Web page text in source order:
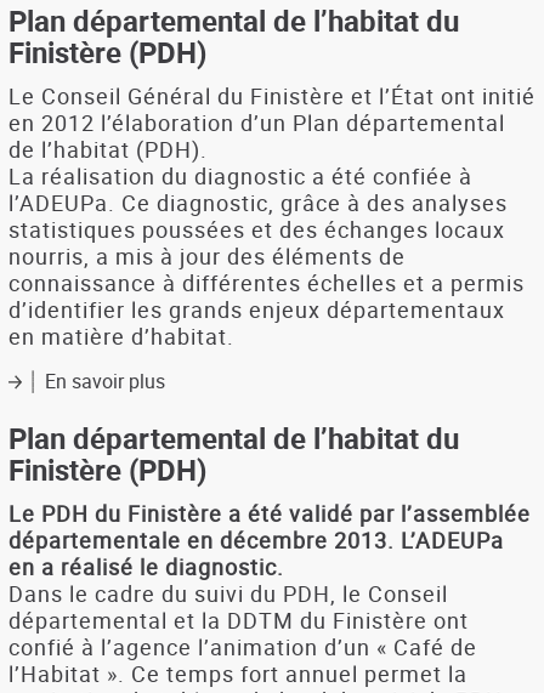
départemental
de
l’habitat
du
Finistère
-
Tableau
de
bord
N°1
(2016)
Plan départemental de l’habitat du
Finistère (PDH)
Le Conseil Général du Finistère et l’État ont initié
en 2012 l’élaboration d’un Plan départemental
de l’habitat (PDH).
La réalisation du diagnostic a été confiée à
l’ADEUPa. Ce diagnostic, grâce à des analyses
statistiques poussées et des échanges locaux
nourris, a mis à jour des éléments de
connaissance à différentes échelles et a permis
d’identifier les grands enjeux départementaux
en matière d’habitat.
En savoir plussur
départemental
de
l’habitat
du
Finistère
(PDH)
Plan départemental de l’habitat du
Finistère (PDH)
Le PDH du Finistère a été validé par l’assemblée
départementale en décembre 2013. L’ADEUPa
en a réalisé le diagnostic.
Dans le cadre du suivi du PDH, le Conseil
départemental et la DDTM du Finistère ont
confié à l’agence l’animation d’un « Café de
l’Habitat ». Ce temps fort annuel permet la